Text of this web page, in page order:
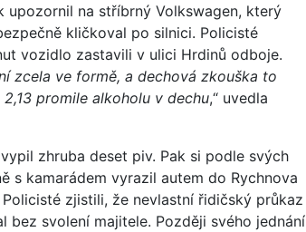
upozornil na stříbrný Volkswagen, který
kličkoval po silnici. Policisté
vozidlo zastavili v ulici Hrdinů odboje.
zcela ve formě, a dechová zkouška to
promile alkoholu v dechu,“ uvedla
zhruba deset piv. Pak si podle svých
s kamarádem vyrazil autem do Rychnova
zjistili, že nevlastní řidičský průkaz
svolení majitele. Později svého jednání